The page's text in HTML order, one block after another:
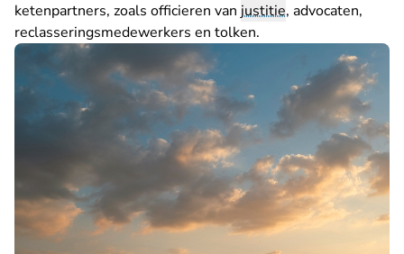
ketenpartners, zoals officieren van justitie, advocaten,
reclasseringsmedewerkers en tolken.